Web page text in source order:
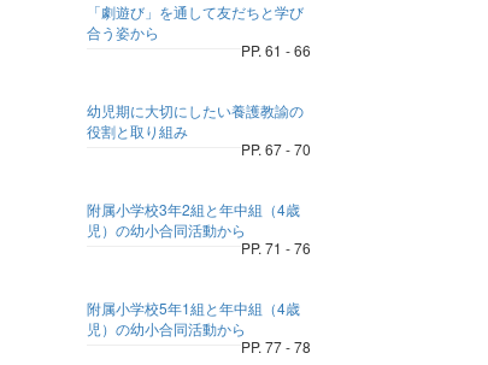
「劇遊び」を通して友だちと学び
合う姿から
PP. 61 - 66
幼児期に大切にしたい養護教諭の
役割と取り組み
PP. 67 - 70
附属小学校3年2組と年中組（4歳
児）の幼小合同活動から
PP. 71 - 76
附属小学校5年1組と年中組（4歳
児）の幼小合同活動から
PP. 77 - 78